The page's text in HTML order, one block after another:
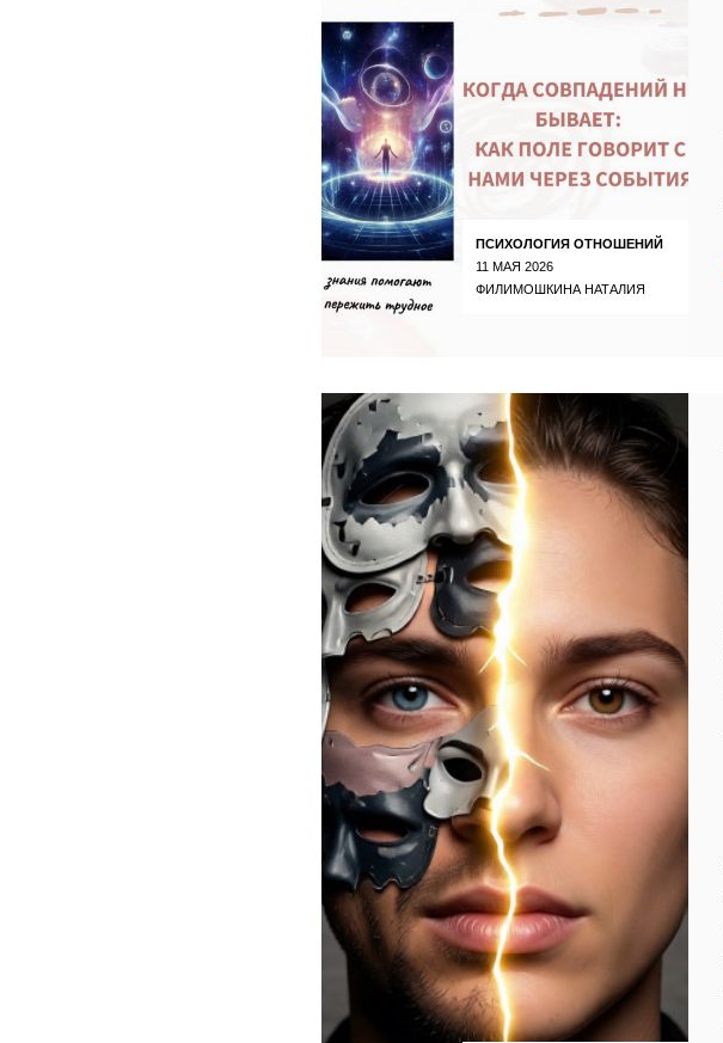
ПСИХОЛОГИЯ ОТНОШЕНИЙ
11 МАЯ 2026
ФИЛИМОШКИНА НАТАЛИЯ